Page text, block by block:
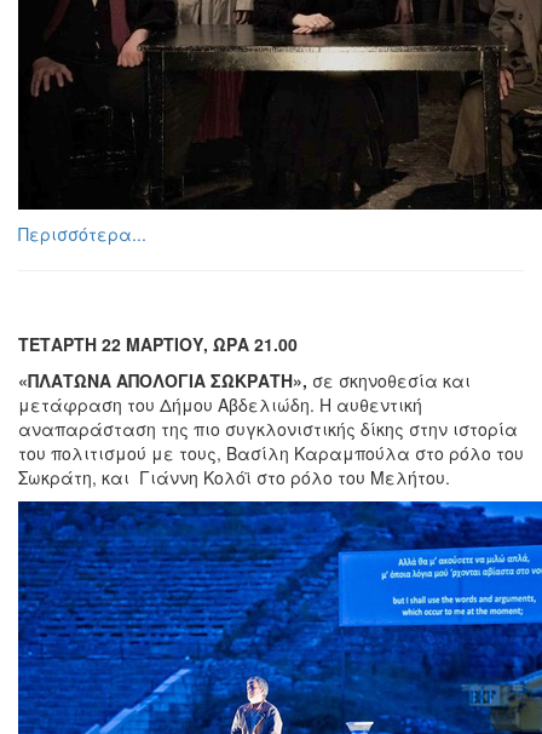
Περισσότερα...
ΤΕΤΑΡΤΗ 22 ΜΑΡΤΙΟΥ, ΩΡΑ 21.00
«ΠΛΑΤΩΝΑ ΑΠΟΛΟΓΙΑ ΣΩΚΡΑΤΗ», σε σκηνοθεσία και
μετάφραση του Δήμου Αβδελιώδη. Η αυθεντική
αναπαράσταση της πιο συγκλονιστικής δίκης στην ιστορία
του πολιτισμού με τους, Βασίλη Καραμπούλα στο ρόλο του
Σωκράτη, και Γιάννη Κολόϊ στο ρόλο του Μελήτου.